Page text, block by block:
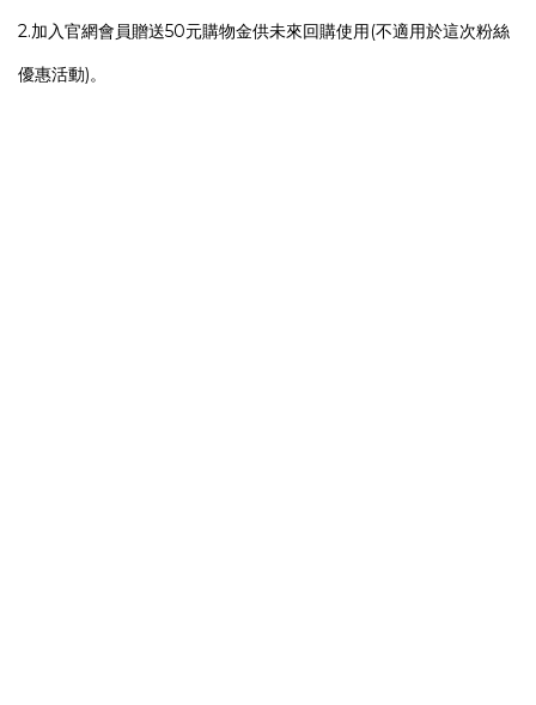
2.加入官網會員贈送50元購物金供未來回購使用(不適用於這次粉絲
優惠活動)。